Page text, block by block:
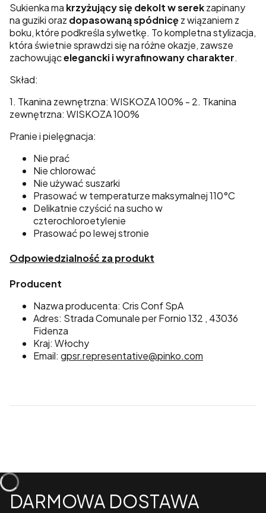
Sukienka ma krzyżujący się dekolt w serekzapinany
na guziki oraz dopasowaną spódnicęz wiązaniem z
boku, które podkreśla sylwetkę. To kompletna stylizacja,
która świetnie sprawdzi się na różne okazje, zawsze
zachowującelegancki i wyrafinowany charakter.
Skład:
1. Tkanina zewnętrzna: WISKOZA 100% - 2. Tkanina
zewnętrzna: WISKOZA 100%
Pranie i pielęgnacja:
Nie prać
Nie chlorować
Nie używać suszarki
Prasować w temperaturze maksymalnej 110°C
Delikatnie czyścić na sucho w
czterochloroetylenie
Prasować po lewej stronie
Odpowiedzialność za produkt
Producent
Nazwa producenta: Cris Conf SpA
Adres: Strada Comunale per Fornio 132 , 43036
Fidenza
Kraj: Włochy
Email: gpsr.representative@pinko.com
DARMOWA DOSTAWA